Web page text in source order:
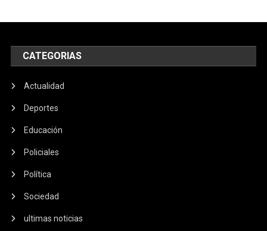
CATEGORIAS
Actualidad
Deportes
Educación
Policiales
Política
Sociedad
ultimas noticias